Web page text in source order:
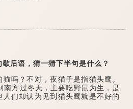
语，猜一猜下半句是什么？
？不对，夜猫子是指猫头鹰。
南方过冬天，主要吃野鼠为生，是
们却认为见到猫头鹰就是不好的